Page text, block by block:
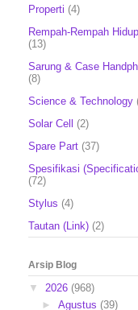
Properti (4)
Rempah-Rempah Hidup
(13)
Sarung & Case
(8)
Science & Technology
Solar Cell (2)
Spare Part (37)
Spesifikasi
(72)
Stylus (4)
Tautan (Link) (2)
Arsip Blog
▼ 2026 (968)
► Agustus (39)